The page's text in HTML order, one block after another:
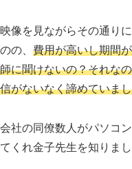
映像を見ながらその通り
のの、 費用が高いし期間
師に聞けないの？それな
信がないなく諦めていま
会社の同僚数人がパソコ
てくれ金子先生を知りまし